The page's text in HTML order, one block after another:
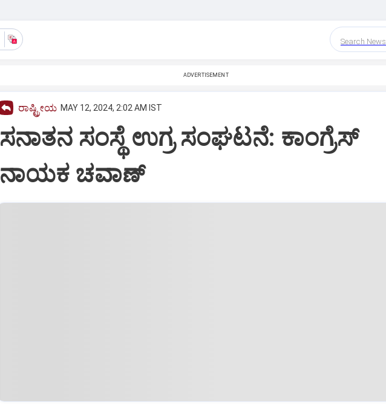
Search News
ADVERTISEMENT
ರಾಷ್ಟ್ರೀಯ MAY 12, 2024, 2:02 AM IST
ಸನಾತನ ಸಂಸ್ಥೆ ಉಗ್ರ ಸಂಘಟನೆ: ಕಾಂಗ್ರೆಸ್‌
ನಾಯಕ ಚವಾಣ್‌